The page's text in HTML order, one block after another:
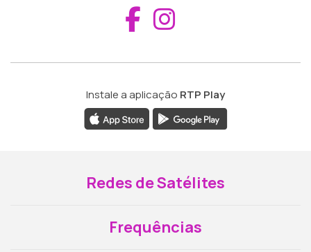
Aceder ao
Instale a aplicação RTP Play
Redes de Satélites
Frequências